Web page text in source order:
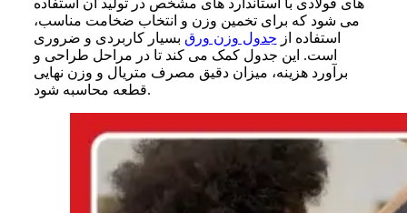
می‌ شود که برای تخمین وزن و انتخاب ضخامت مناسب،
استفاده از جدول وزن ورق بسیار کاربردی و ضروری
است. این جدول کمک می‌ کند تا در مراحل طراحی و
برآورد هزینه، میزان دقیق مصرف متریال و وزن نهایی
قطعه محاسبه شود.